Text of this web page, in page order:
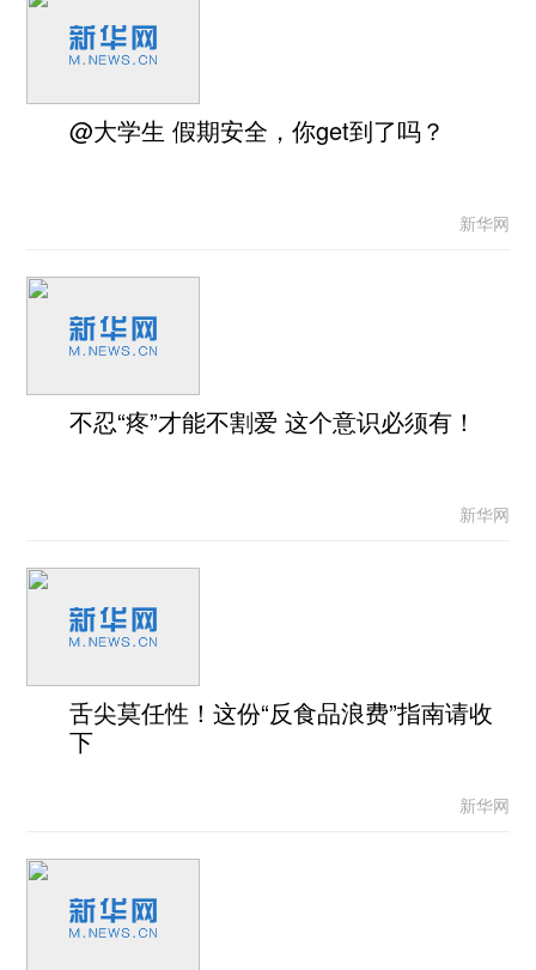
@大学生 假期安全，你get到了吗？
新华网
不忍“疼”才能不割爱 这个意识必须有！
新华网
舌尖莫任性！这份“反食品浪费”指南请收
下
新华网